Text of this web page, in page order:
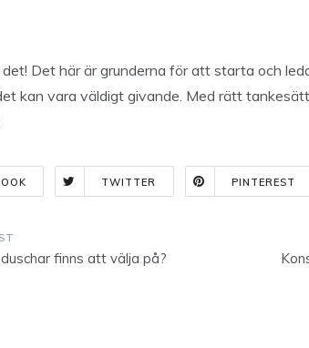
det! Det här är grunderna för att starta och
kan vara väldigt givande. Med rätt
TWITTER PINTEREST
finns att välja på?